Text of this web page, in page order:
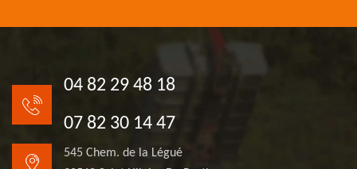
04 82 29 48 18
07 82 30 14 47
545 Chem. de la Légué